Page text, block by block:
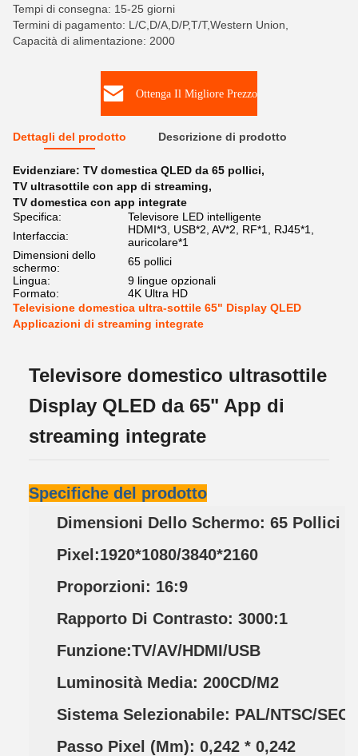
Tempi di consegna: 15-25 giorni
Termini di pagamento: L/C,D/A,D/P,T/T,Western Union,
Capacità di alimentazione: 2000
Ottenga Il Migliore Prezzo
Dettagli del prodotto Descrizione di prodotto
Evidenziare: TV domestica QLED da 65 pollici,
TV ultrasottile con app di streaming,
TV domestica con app integrate
Specifica:
Televisore LED intelligente
Interfaccia:
HDMI*3, USB*2, AV*2, RF*1, RJ45*1,
auricolare*1
Dimensioni dello
schermo:
65 pollici
Lingua:
9 lingue opzionali
Formato:
4K Ultra HD
Televisione domestica ultra-sottile 65" Display QLED
Applicazioni di streaming integrate
Televisore domestico ultrasottile
Display QLED da 65" App di
streaming integrate
Specifiche del prodotto
Dimensioni Dello Schermo: 65 Pollici
Pixel:1920*1080/3840*2160
Proporzioni: 16:9
Rapporto Di Contrasto: 3000:1
Funzione:TV/AV/HDMI/USB
Luminosità Media: 200CD/m2
Sistema Selezionabile: PAL/NTSC/
Passo Pixel (mm): 0,242 * 0,242